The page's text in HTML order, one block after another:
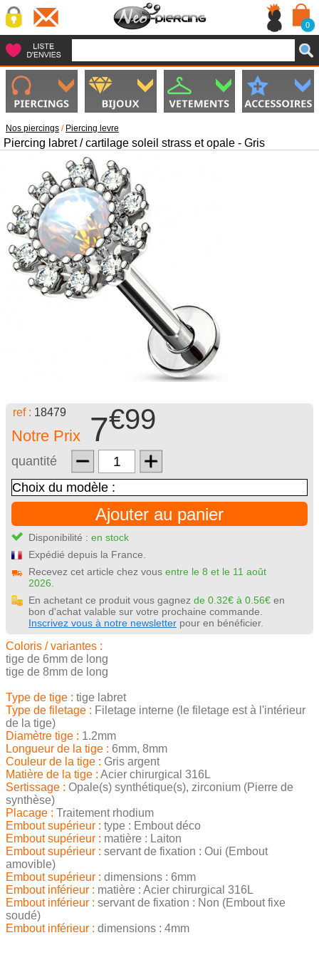
0
Nos piercings / Piercing levre
Piercing labret / cartilage soleil strass et opale - Gris
ref : 18479
Notre Prix 7€99
quantité
Ajouter au panier
Disponibilité : en stock
Expédié depuis la France.
Recevez cet article chez vous entre le 8 et le 11 août
2026.
En achetant ce produit vous gagnez de 0.32€ à 0.56€ en
bon d'achat valable sur votre prochaine commande.
Inscrivez vous à notre newsletter pour en bénéficier.
Coloris / variantes :
tige de 6mm de long
tige de 8mm de long
Type de tige : tige labret
Type de filetage : Filetage interne (le filetage est à l'intérieur
de la tige)
Diamètre tige : 1.2mm
Longueur de la tige : 6mm, 8mm
Couleur de la tige : Gris argent
Matière de la tige : Acier chirurgical 316L
Sertissage : Opale(s) synthétique(s), zirconium (Pierre de
synthèse)
Placage : Traitement rhodium
Embout supérieur : type : Embout déco
Embout supérieur : matière : Laiton
Embout supérieur : servant de fixation : Oui (Embout
amovible)
Embout supérieur : dimensions : 6mm
Embout inférieur : matière : Acier chirurgical 316L
Embout inférieur : servant de fixation : Non (Embout fixe
soudé)
Embout inférieur : dimensions : 4mm